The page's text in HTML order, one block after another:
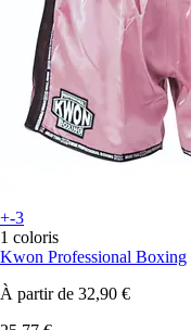
+-3
1 coloris
Kwon Professional Boxing
À partir de 32,90 €